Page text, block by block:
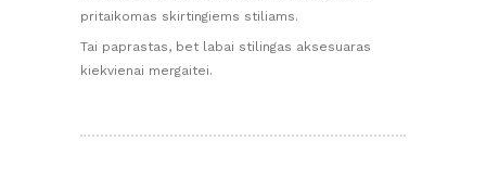
pritaikomas skirtingiems stiliams.
Tai paprastas, bet labai stilingas aksesuaras
kiekvienai mergaitei.